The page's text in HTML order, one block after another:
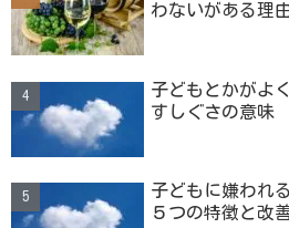
わないがある理
子どもとかがよ
すしぐさの意味
子どもに嫌われ
５つの特徴と改